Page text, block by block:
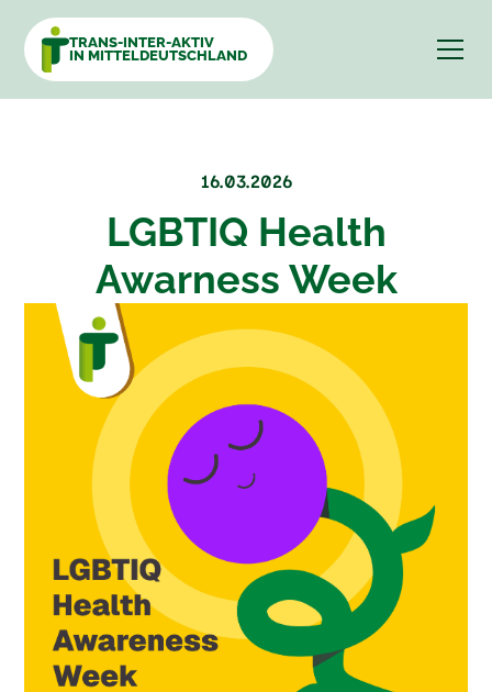
TRANS-INTER-AKTIV
IN MITTELDEUTSCHLAND
16.03.2026
LGBTIQ Health
Awarness Week